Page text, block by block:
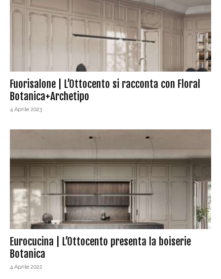
Fuorisalone | L’Ottocento si racconta con Floral
Botanica+Archetipo
4 Aprile 2023
Eurocucina | L’Ottocento presenta la boiserie
Botanica
4 Aprile 2022